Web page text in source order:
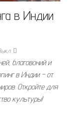
в Индии
благовоний и
в Индии – от
Откройте для
культуры!